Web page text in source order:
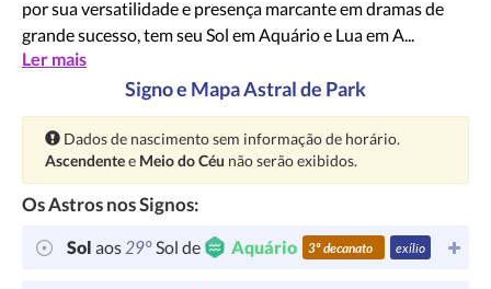
por sua versatilidade e presença marcante em dramas de
grande sucesso, tem seu Sol em Aquário e Lua em A...
Ler mais
Signo e Mapa Astral de Park
Atenção:
Dados de nascimento sem informação de horário.
Ascendentee Meio do Céu não serão exibidos.
Os Astros nos Signos:
Sol aos29°Sol de Aquário 3º decanato exílio